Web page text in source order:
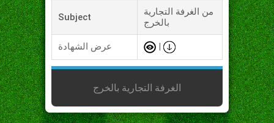
Subject
من الغرفة التجارية
بالخرج
عرض الشهادة
الغرفة التجارية بالخرج